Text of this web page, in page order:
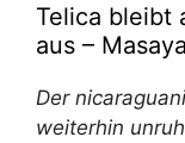
Telica bleibt
aus –
Der
weiterhin